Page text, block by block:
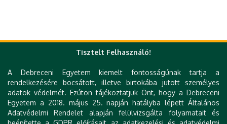
Tisztelt Felhasználó!
A Debreceni Egyetem kiemelt fontosságúnak tartja a
rendelkezésére bocsátott, illetve birtokába jutott személyes
adatok védelmét. Ezúton tájékoztatjuk Önt, hogy a Debreceni
Egyetem a 2018. május 25. napján hatályba lépett Általános
Adatvédelmi Rendelet alapján felülvizsgálta folyamatait és